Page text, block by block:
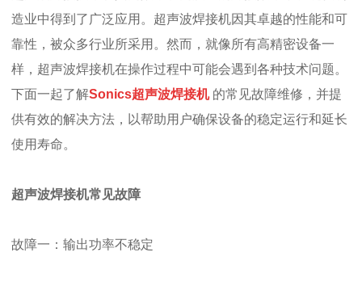
造业中得到了广泛应用。超声波焊接机因其卓越的性能和可
靠性，被众多行业所采用。然而，就像所有高精密设备一
样，超声波焊接机在操作过程中可能会遇到各种技术问题。
下面一起了解Sonics超声波焊接机 的常见故障维修，并提
供有效的解决方法，以帮助用户确保设备的稳定运行和延长
使用寿命。
超声波焊接机常见故障
故障一：输出功率不稳定